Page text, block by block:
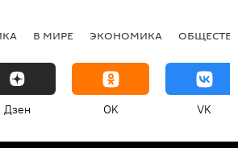
В МИРЕ ЭКОНОМИКА
Дзен OK VK